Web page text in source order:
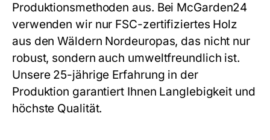
Produktionsmethoden aus. Bei McGarden24
verwenden wir nur FSC-zertifiziertes Holz
aus den Wäldern Nordeuropas, das nicht nur
robust, sondern auch umweltfreundlich ist.
Unsere 25-jährige Erfahrung in der
Produktion garantiert Ihnen Langlebigkeit und
höchste Qualität.